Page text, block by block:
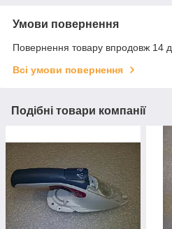
Умови повернення
Повернення товару впродовж 14
Всі умови повернення
Подібні товари компанії